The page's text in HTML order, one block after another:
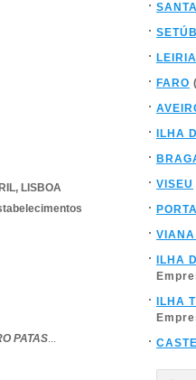
, LISBOA
PATAS...
LEIRIA
FARO
ILHA
VISEU
ILHA
ILHA